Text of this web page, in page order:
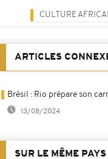
CULTURE
ARTICLES
Brésil : Rio prépare son
13/08/2024
SUR LE MÊME PAYS